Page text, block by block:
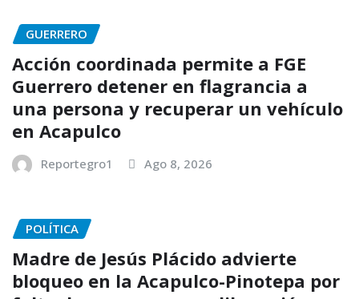
GUERRERO
Acción coordinada permite a FGE
Guerrero detener en flagrancia a
una persona y recuperar un vehículo
en Acapulco
Reportegro1 Ago 8, 2026
POLÍTICA
Madre de Jesús Plácido advierte
bloqueo en la Acapulco-Pinotepa por